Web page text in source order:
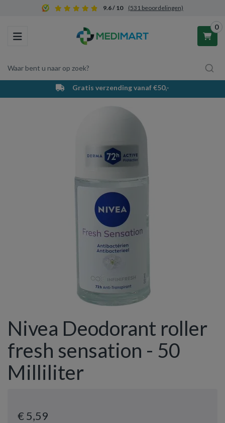
9.6 / 10 (531 beoordelingen)
Toggle navigation
Waar bent u naar op zoek?
0
Winkelwagen
Uw winkelwagen is leeg.
Vul hem met producten.
Gratis verzending vanaf €50,-
Nivea Deodorant roller
fresh sensation - 50
Milliliter
€ 5,59